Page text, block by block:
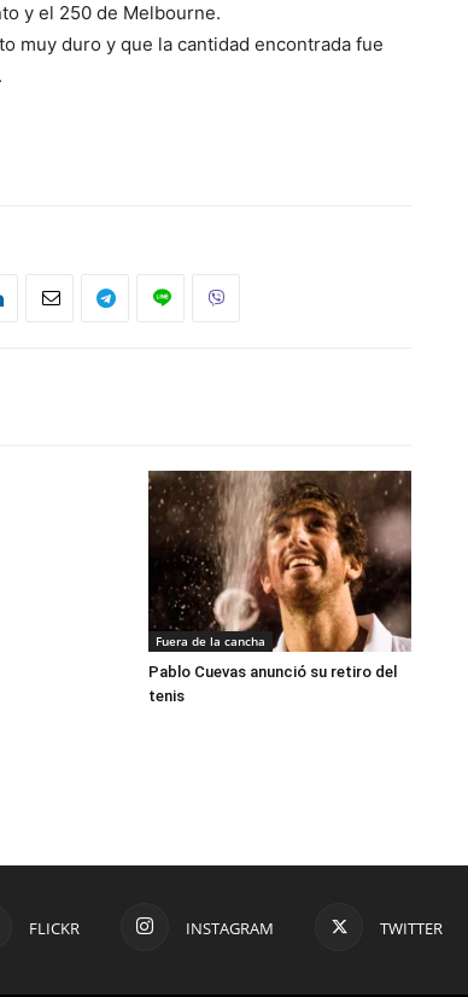
y el 250 de Melbourne.
muy duro y que la cantidad encontrada fue
Fuera de la cancha
Pablo Cuevas anunció su retiro del
tenis
FLICKR INSTAGRAM TWITTER